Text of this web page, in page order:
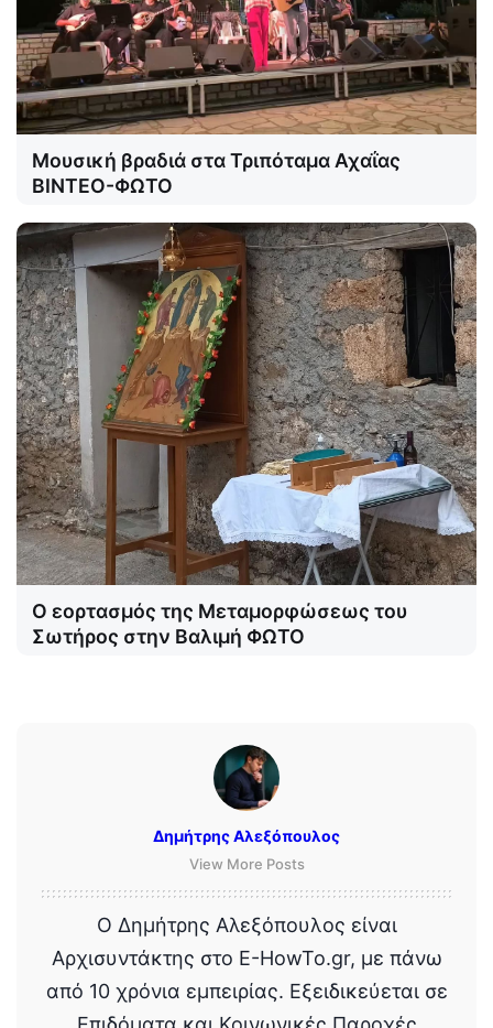
Μουσική βραδιά στα Τριπόταμα Αχαΐας
ΒΙΝΤΕΟ-ΦΩΤΟ
Ο εορτασμός της Μεταμορφώσεως του
Σωτήρος στην Βαλιμή ΦΩΤΟ
Δημήτρης Αλεξόπουλος
View More Posts
Ο Δημήτρης Αλεξόπουλος είναι
Αρχισυντάκτης στο E-HowTo.gr, με πάνω
από 10 χρόνια εμπειρίας. Εξειδικεύεται σε